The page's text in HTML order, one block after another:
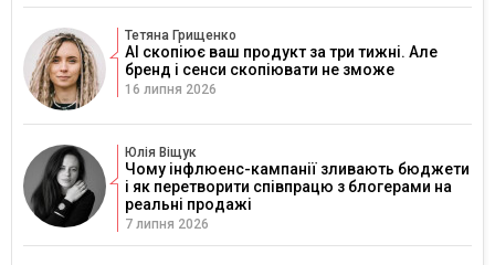
Тетяна Грищенко
AI скопіює ваш продукт за три тижні. Але
бренд і сенси скопіювати не зможе
16 липня 2026
Юлія Віщук
Чому інфлюенс-кампанії зливають бюджети
і як перетворити співпрацю з блогерами на
реальні продажі
7 липня 2026